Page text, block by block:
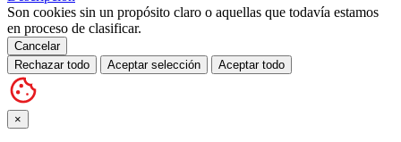
Son cookies sin un propósito claro o aquellas que todavía estamos
en proceso de clasificar.
Cancelar
Rechazar todo
Aceptar selección Aceptar todo
×